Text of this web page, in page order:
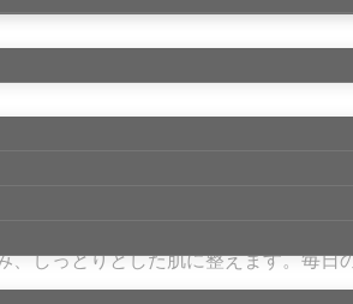
、しっとりとした肌に整えます。毎日